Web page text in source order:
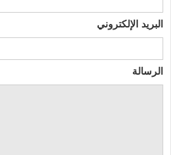
البريد الإلكتروني
الرسالة